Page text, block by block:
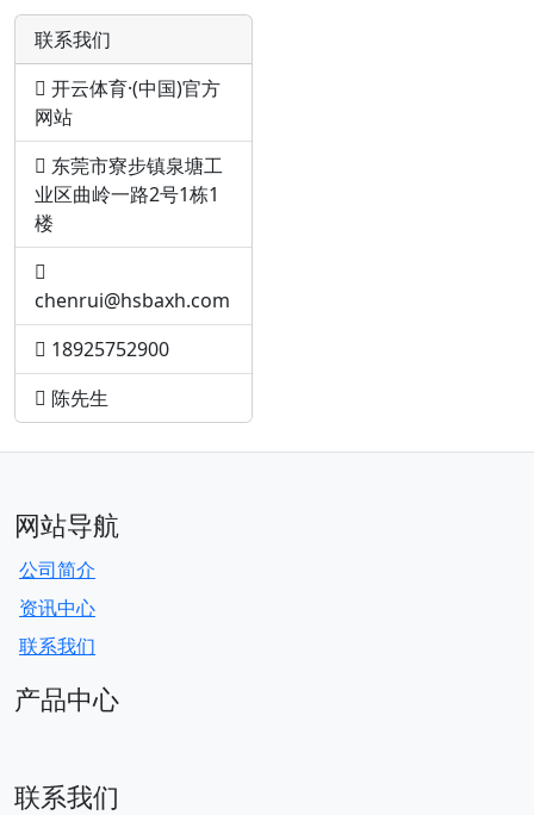
联系我们
开云体育·(中国)官方
网站
东莞市寮步镇泉塘工
业区曲岭一路2号1栋1
楼
chenrui@hsbaxh.com
18925752900
陈先生
网站导航
公司简介
资讯中心
联系我们
产品中心
联系我们